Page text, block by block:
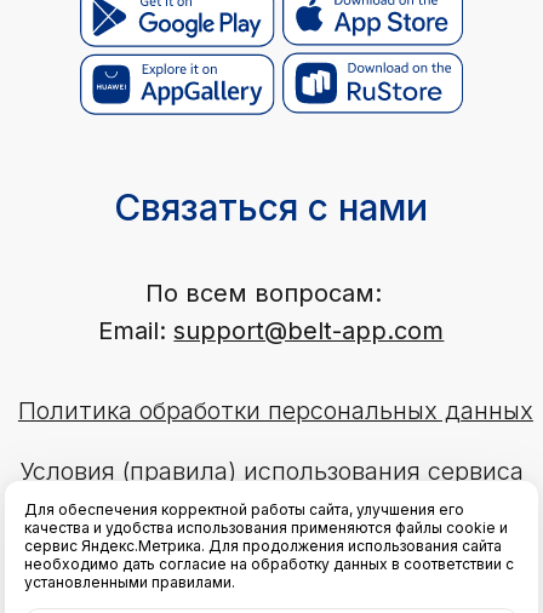
Для обеспечения корректной работы сайта, улучшения его
качества и удобства использования применяются файлы cookie и
сервис Яндекс.Метрика. Для продолжения использования сайта
необходимо дать согласие на обработку данных в соответствии с
установленными правилами.